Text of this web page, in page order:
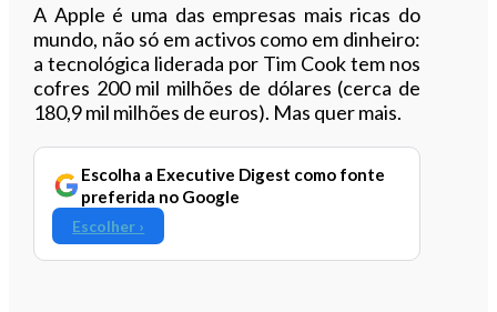
A Apple é uma das empresas mais ricas do
mundo, não só em activos como em dinheiro:
a tecnológica liderada por Tim Cook tem nos
cofres 200 mil milhões de dólares (cerca de
180,9 mil milhões de euros). Mas quer mais.
Escolha a Executive Digest como fonte
preferida no Google
Escolher ›